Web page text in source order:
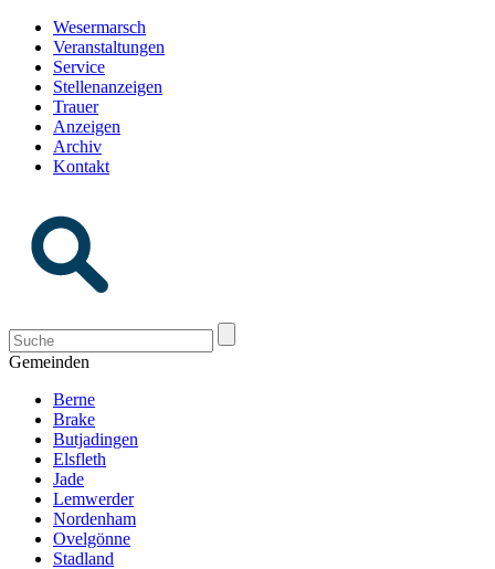
Wesermarsch
Veranstaltungen
Service
Stellenanzeigen
Trauer
Anzeigen
Archiv
Kontakt
Gemeinden
Berne
Brake
Butjadingen
Elsfleth
Jade
Lemwerder
Nordenham
Ovelgönne
Stadland